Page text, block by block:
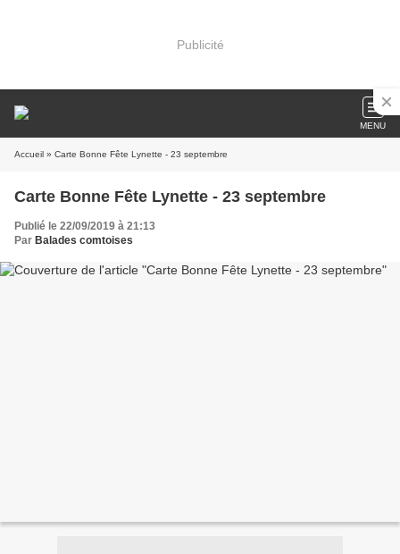
Publicité
MENU
Accueil » Carte Bonne Fête Lynette - 23 septembre
Carte Bonne Fête Lynette - 23 septembre
Publié le 22/09/2019 à 21:13
Par Balades comtoises